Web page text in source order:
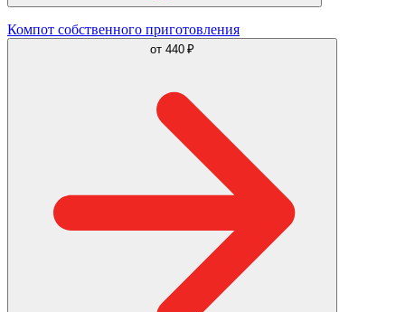
Компот собственного приготовления
от 440 ₽